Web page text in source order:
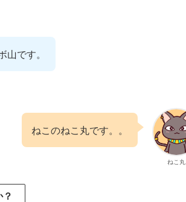
です。
ねこ丸
ねこのねこ丸です。。